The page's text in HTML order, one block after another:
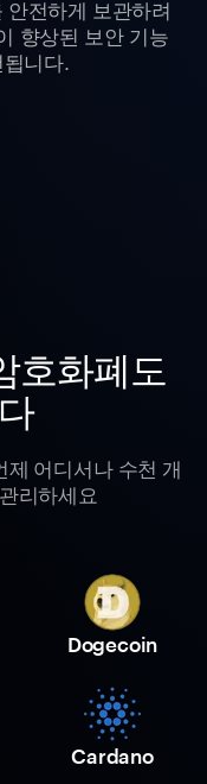
전하게 보관하려
향상된 보안 기능
니다.
호화폐도
제 어디서나 수천 개
리하세요
Dogecoin
Cardano